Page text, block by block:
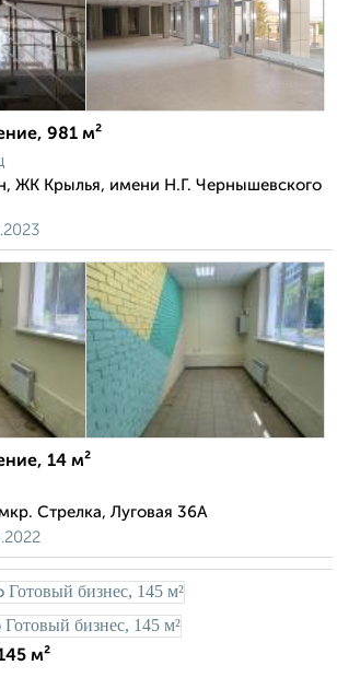
981 м²
ЖК Крылья, имени Н.Г. Чернышевского
14 м²
Стрелка, Луговая 36А
м²